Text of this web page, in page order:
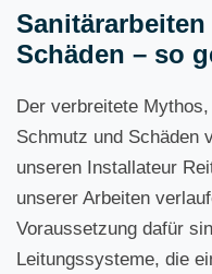
Schäden – so
Der verbreitete
Schmutz und Schäden
unseren Installateur
unserer Arbeiten
Voraussetzung dafür
Leitungssysteme, die